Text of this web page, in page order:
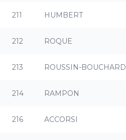
211 HUMBERT
212 ROQUE
213 ROUSSIN-BOUCHARD
214 RAMPON
216 ACCORSI